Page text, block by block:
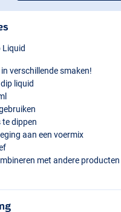
Liquid
verschillende smaken!
liquid
te dippen
aan een voermix
met andere